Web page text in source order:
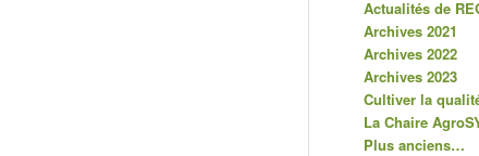
Actualités de
Archives 2021
Archives 2022
Archives 2023
Cultiver la
La Chaire
Plus anciens…